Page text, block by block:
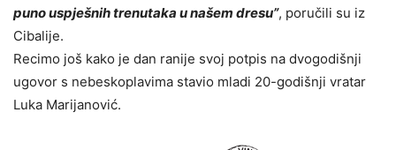
puno uspješnih trenutaka u našem dresu”, poručili su iz
Cibalije.
Recimo još kako je dan ranije svoj potpis na dvogodišnji
ugovor s nebeskoplavima stavio mladi 20-godišnji vratar
Luka Marijanović.